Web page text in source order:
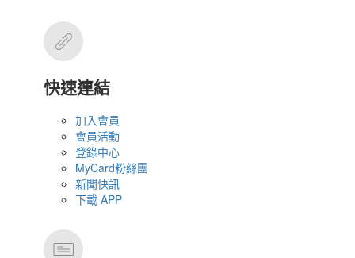
快速連結
加入會員
會員活動
登錄中心
MyCard粉絲團
新聞快訊
下載 APP